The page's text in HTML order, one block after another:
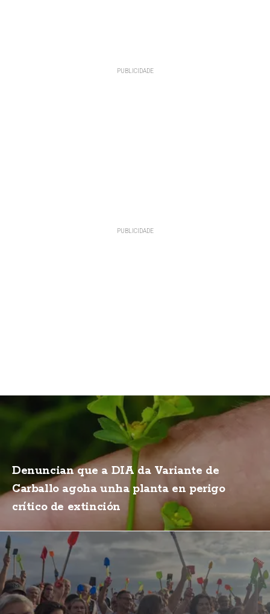
Denuncian que a DIA da Variante de
Carballo agoha unha planta en perigo
crítico de extinción